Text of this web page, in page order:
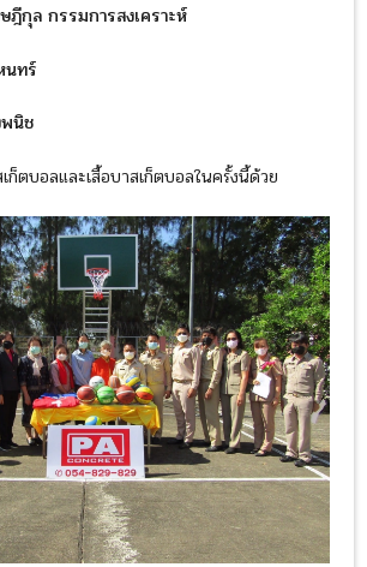
กุล กรรมการสงเคราะห์
ทร์
นิช
ตบอลและเสื้อบาสเก็ตบอลในครั้งนี้ด้วย